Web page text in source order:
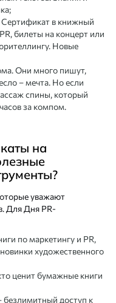
Сертификат в книжный
билеты на концерт или
Новые
Они много пишут,
– мечта. Но если
спины, который
за компом.
на
уважают
Для Дня PR-
по маркетингу и PR,
художественного
ценит бумажные книги
безлимитный доступ к